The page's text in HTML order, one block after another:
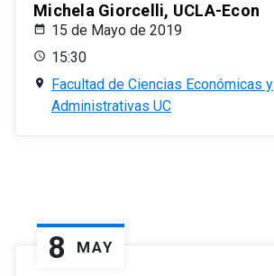
Michela Giorcelli, UCLA-Econ
15 de Mayo de 2019
15:30
Facultad de Ciencias Económicas y
Administrativas UC
8 MAY